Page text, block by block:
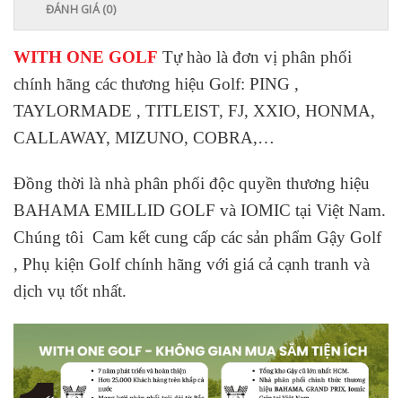
ĐÁNH GIÁ (0)
WITH ONE GOLF Tự hào là đơn vị phân phối
chính hãng các thương hiệu Golf: PING ,
TAYLORMADE , TITLEIST, FJ, XXIO, HONMA,
CALLAWAY, MIZUNO, COBRA,…
Đồng thời là nhà phân phối độc quyền thương hiệu
BAHAMA EMILLID GOLF và IOMIC tại Việt Nam.
Chúng tôi Cam kết cung cấp các sản phẩm Gậy Golf
, Phụ kiện Golf chính hãng với giá cả cạnh tranh và
dịch vụ tốt nhất.